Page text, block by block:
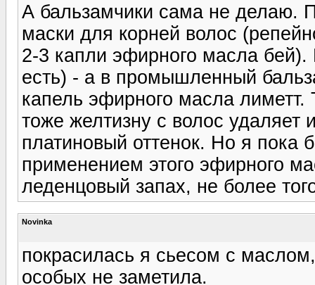
А бальзамчики сама не делаю.
маски для корней волос
2-3 капли эфирного масла
есть) - а в промышленный
капель эфирного масла лиметт.
тоже желтизну с волос удаляет
платиновый оттенок. Но я пока
применением этого эфирного
леденцовый запах, не более
Novinka
покрасилась я сьесом с
особых не заметила.